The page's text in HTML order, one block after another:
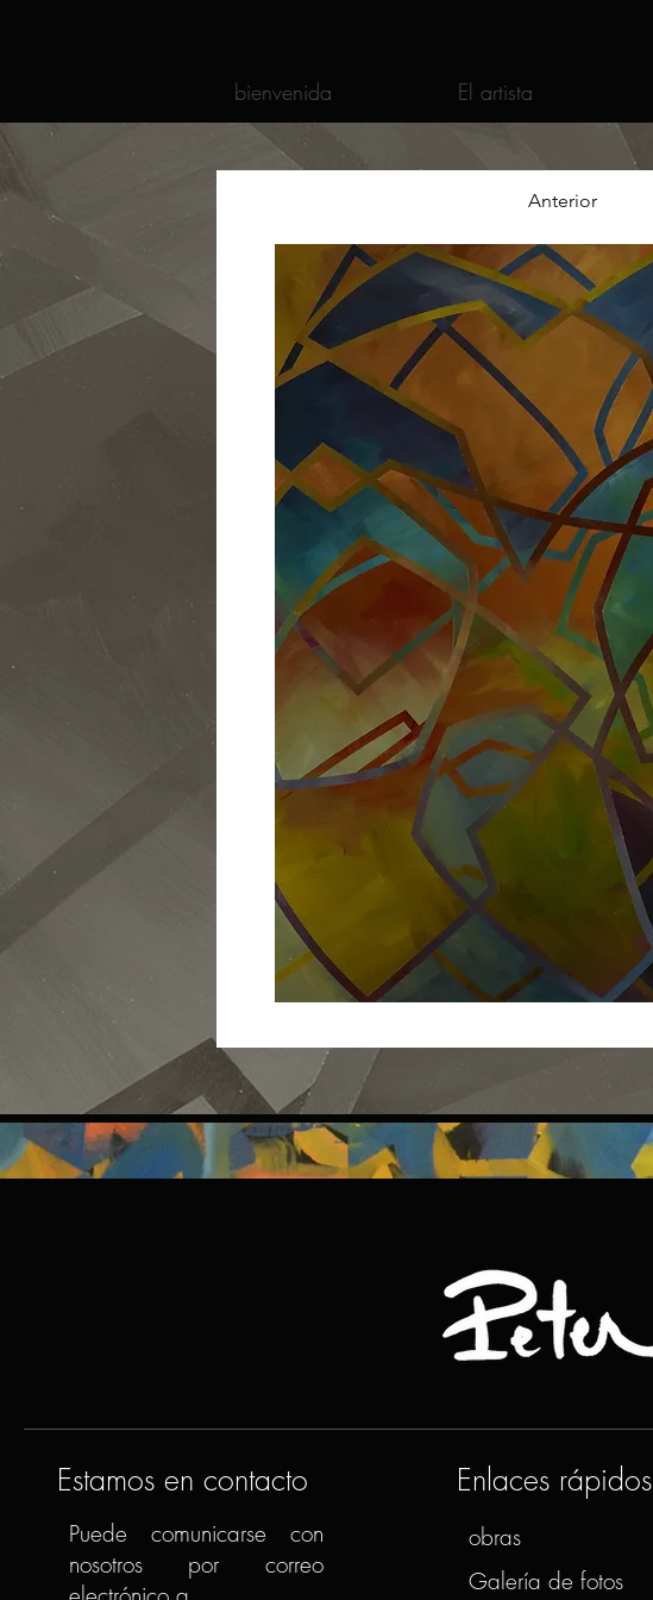
bienvenida El artista
Anterior
Estamos en contacto
Puede comunicarse con
nosotros por correo
Enlaces rápidos
obras
Galería de fotos